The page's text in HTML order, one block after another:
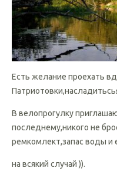
Есть желание проехать
В велопрогулку
последнему,никого не
ремкомлект,запас воды и
на всякий случай )).